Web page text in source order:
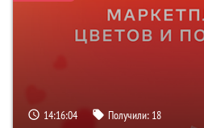
14:16:03 Получили: 18